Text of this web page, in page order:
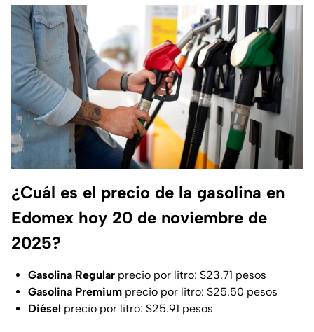
¿Cuál es el precio de la gasolina en
Edomex hoy 20 de noviembre de
2025?
Gasolina Regular precio por litro: $23.71 pesos
Gasolina Premium precio por litro: $25.50 pesos
Diésel precio por litro: $25.91 pesos